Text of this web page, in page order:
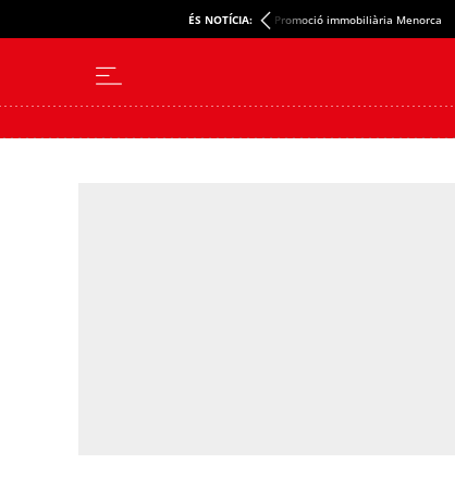
ÉS NOTÍCIA: Promoció immobiliària Menorca